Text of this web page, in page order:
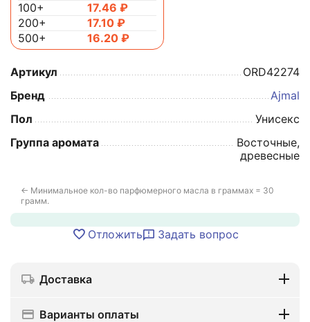
100+
200+
500+
17.46 ₽
17.10 ₽
16.20 ₽
Артикул
ORD42274
Бренд
Ajmal
Пол
Унисекс
Группа аромата
Восточные,
древесные
← Минимальное кол-во парфюмерного масла в граммах = 30
грамм.
Отложить Задать вопрос
Доставка
Варианты оплаты